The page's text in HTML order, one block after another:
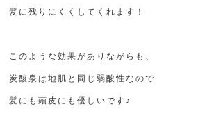
髪に残りにくくしてくれます！
このような効果がありながらも、
炭酸泉は地肌と同じ弱酸性なので
髪にも頭皮にも優しいです♪